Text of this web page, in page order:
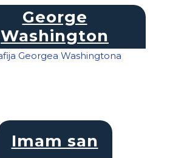
George
Washington
Imam san